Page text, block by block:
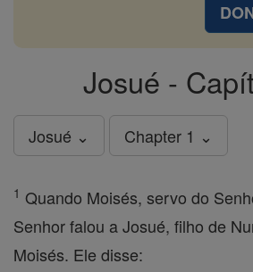
Josué -
Josué ⌄ Chapter 1 ⌄
1 Quando Moisés, servo do
Senhor falou a Josué, filho de
Moisés. Ele disse: